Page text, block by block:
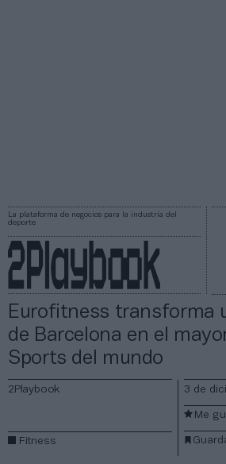
La plataforma de negocios para la industria del
deporte
Eurofitness transforma
de Barcelona en el
Sports del mundo
2Playbook
Fitness
3 de
Me